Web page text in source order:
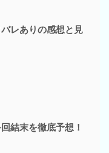
レありの感想と見
結末を徹底予想！